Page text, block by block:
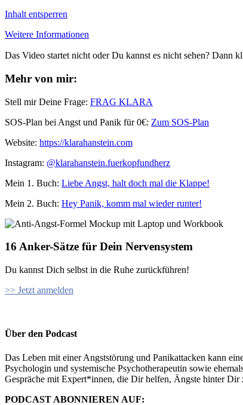
Inhalt entsperren
Weitere Informationen
Das Video startet nicht oder Du kannst es nicht sehen? Dann
Mehr von mir:
Stell mir Deine Frage: FRAG KLARA
SOS-Plan bei Angst und Panik für 0€: Zum SOS-Plan
Website: ⁠⁠https://klarahanstein.com
Instagram: ⁠⁠@klarahanstein.fuerkopfundherz
Mein 1. Buch: ⁠⁠ Liebe Angst, halt doch mal die Klappe!⁠⁠
Mein 2. Buch: Hey Panik, komm mal wieder runter!
16 Anker-Sätze für Dein Nervensystem
Du kannst Dich selbst in die Ruhe zurückführen!
>> Jetzt anmelden
Über den Podcast
Das Leben mit einer Angststörung und Panikattacken kann
Psychologin und systemische Psychotherapeutin sowie
Gespräche mit Expert*innen, die Dir helfen, Ängste hinter Dir
PODCAST ABONNIEREN AUF: